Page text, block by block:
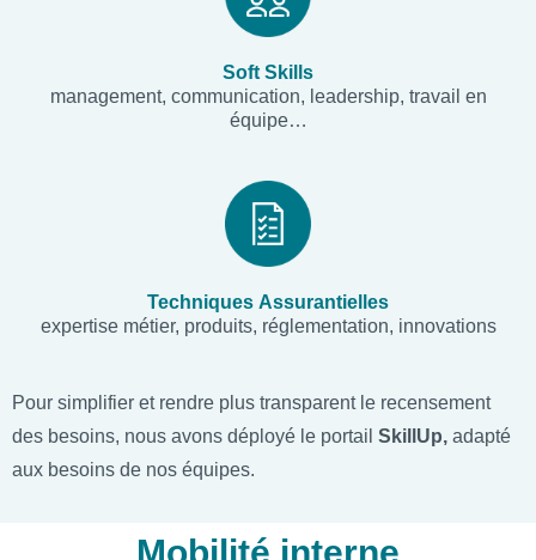
Soft Skills
management, communication, leadership, travail en
équipe…
Techniques Assurantielles
expertise métier, produits, réglementation, innovations
Pour simplifier et rendre plus transparent le recensement
des besoins, nous avons déployé le portail SkillUp, adapté
aux besoins de nos équipes.